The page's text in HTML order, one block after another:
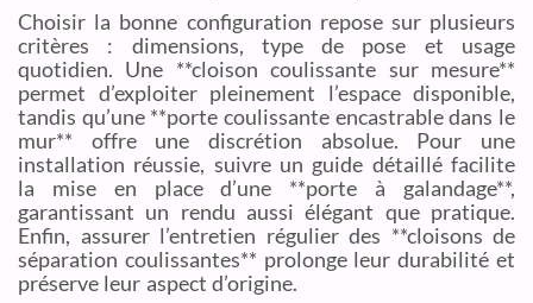
Choisir la bonne configuration repose sur plusieurs
critères : dimensions, type de pose et usage
quotidien. Une **cloison coulissante sur mesure**
permet d’exploiter pleinement l’espace disponible,
tandis qu’une **porte coulissante encastrable dans le
mur** offre une discrétion absolue. Pour une
installation réussie, suivre un guide détaillé facilite
la mise en place d’une **porte à galandage**,
garantissant un rendu aussi élégant que pratique.
Enfin, assurer l’entretien régulier des **cloisons de
séparation coulissantes** prolonge leur durabilité et
préserve leur aspect d’origine.